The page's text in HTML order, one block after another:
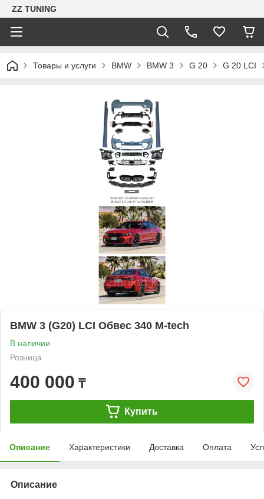
ZZ TUNING
Товары и услуги BMW BMW 3 G 20 G 20 LCI
BMW 3 (G20) LCI Обвес 340 M-tech
В наличии
Розница
400 000 ₸
Купить
Описание Характеристики Доставка Оплата
Описание